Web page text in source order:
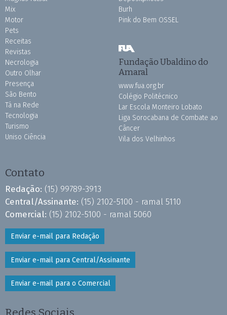
Mix
Motor
Pets
Receitas
Revistas
Necrologia
Outro Olhar
Presença
São Bento
Tá na Rede
Tecnologia
Turismo
Uniso Ciência
Burh
Pink do Bem OSSEL
Fundação Ubaldino do
Amaral
www.fua.org.br
Colégio Politécnico
Lar Escola Monteiro Lobato
Liga Sorocabana de Combate ao
Câncer
Vila dos Velhinhos
Contato
Redação: (15) 99789-3913
Central/Assinante: (15) 2102-5100 - ramal 5110
Comercial: (15) 2102-5100 - ramal 5060
Enviar e-mail para Redação
Enviar e-mail para Central/Assinante
Enviar e-mail para o Comercial